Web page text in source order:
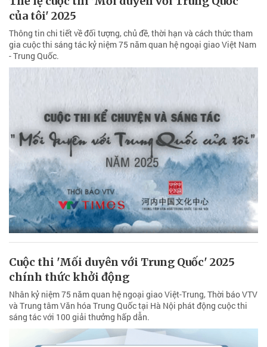
của tôi' 2025
Thông tin chi tiết về đối tượng, chủ đề, thời hạn và cách thức tham
gia cuộc thi sáng tác kỷ niệm 75 năm quan hệ ngoại giao Việt Nam
- Trung Quốc.
Cuộc thi 'Mối duyên với Trung Quốc' 2025
chính thức khởi động
Nhân kỷ niệm 75 năm quan hệ ngoại giao Việt-Trung, Thời báo VTV
và Trung tâm Văn hóa Trung Quốc tại Hà Nội phát động cuộc thi
sáng tác với 100 giải thưởng hấp dẫn.